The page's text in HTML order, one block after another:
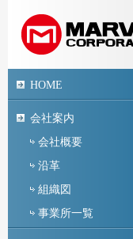
HOME
会社案内
会社概要
沿革
組織図
事業所一覧